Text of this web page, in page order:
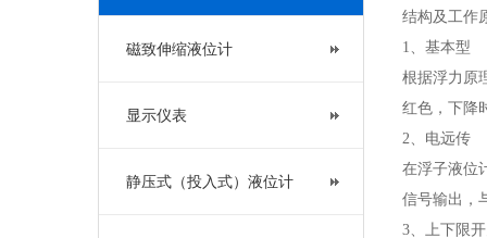
磁致伸缩液位计
显示仪表
静压式（投入式）液位计
结构及工作
1、基本型
根据浮力原
红色，下降
2、电远传
在浮子液位
信号输出，
3、上下限